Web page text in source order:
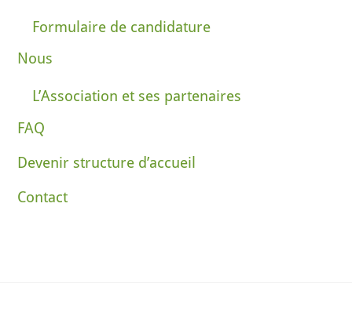
Formulaire de candidature
Nous
L’Association et ses partenaires
FAQ
Devenir structure d’accueil
Contact